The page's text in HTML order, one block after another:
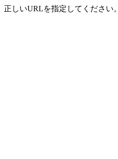
正しいURLを指定してください。